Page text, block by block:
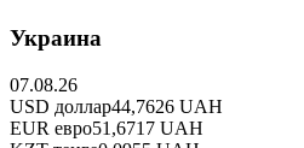
Украина
07.08.26
USD доллар44,7626 UAH
EUR евро51,6717 UAH